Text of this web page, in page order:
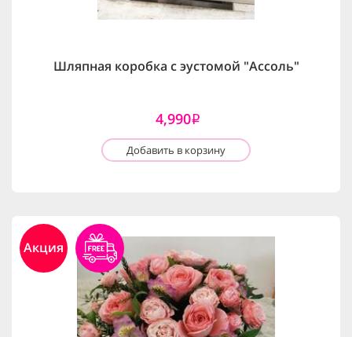
Шляпная коробка с эустомой "Ассоль"
4,990i
Добавить в корзину
Акция